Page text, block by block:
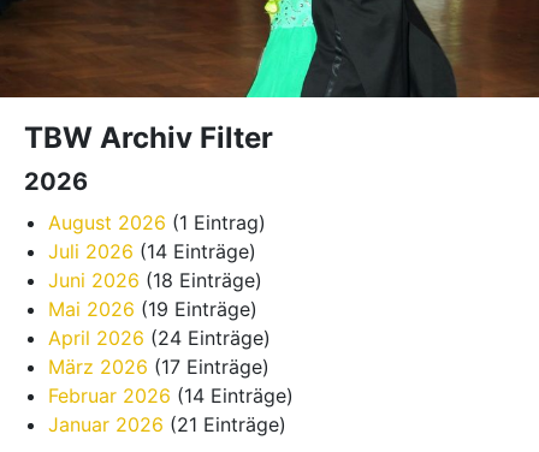
TBW Archiv Filter
2026
August 2026 (1 Eintrag)
Juli 2026 (14 Einträge)
Juni 2026 (18 Einträge)
Mai 2026 (19 Einträge)
April 2026 (24 Einträge)
März 2026 (17 Einträge)
Februar 2026 (14 Einträge)
Januar 2026 (21 Einträge)